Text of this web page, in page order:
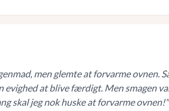
men glemte at forvarme ovnen.
evighed at blive færdigt. Men smagen
skal jeg nok huske at forvarme ovnen!"